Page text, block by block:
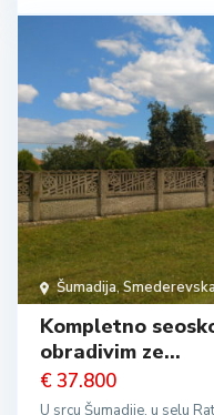
Šumadija,
Kompletno
obradivim ze...
€ 37.800
U srcu Šumadije, u selu